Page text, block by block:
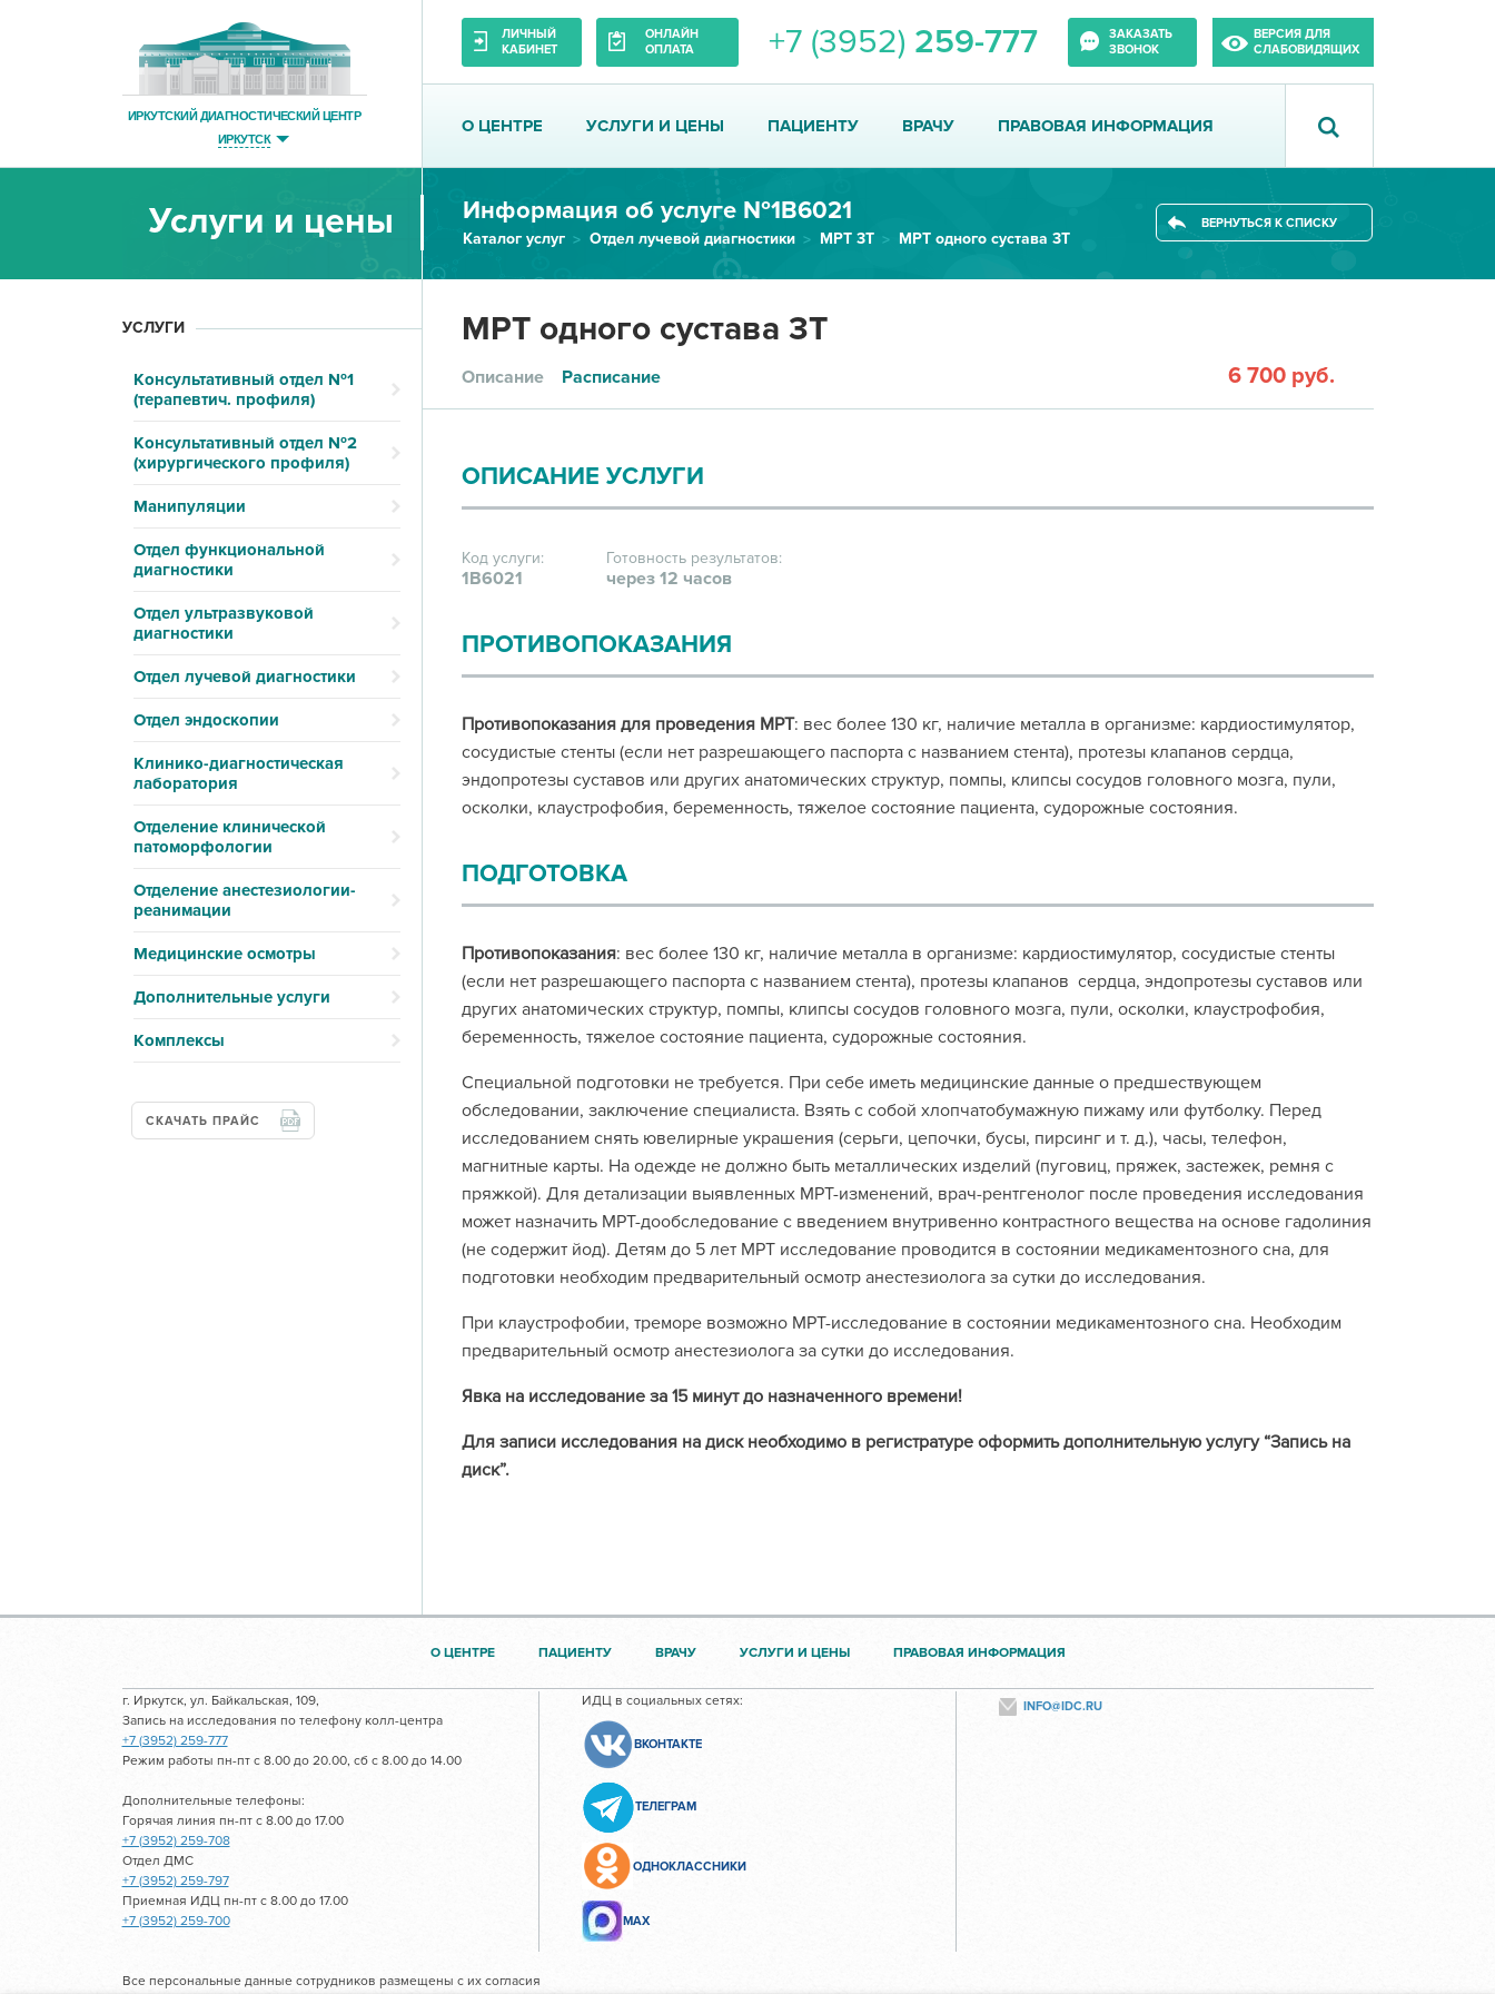
ИРКУТСКИЙ ДИАГНОСТИЧЕСКИЙ ЦЕНТР
ИРКУТСК
ЛИЧНЫЙ
КАБИНЕТ
ОНЛАЙН
ОПЛАТА
+7 (3952) 259-777
ЗАКАЗАТЬ
ЗВОНОК
ВЕРСИЯ ДЛЯ
СЛАБОВИДЯЩИХ
О ЦЕНТРЕ УСЛУГИ И ЦЕНЫ ПАЦИЕНТУ ВРАЧУ ПРАВОВАЯ ИНФОРМАЦИЯ
Услуги и цены Информация об услуге №1В6021
Каталог услуг Отдел лучевой диагностики МРТ 3Т МРТ одного сустава 3Т
ВЕРНУТЬСЯ К СПИСКУ
УСЛУГИ
Консультативный отдел №1
(терапевтич. профиля)
Консультативный отдел №2
(хирургического профиля)
Манипуляции
Отдел функциональной
диагностики
Отдел ультразвуковой
диагностики
Отдел лучевой диагностики
Отдел эндоскопии
Клинико-диагностическая
лаборатория
Отделение клинической
патоморфологии
Отделение анестезиологии-
реанимации
Медицинские осмотры
Дополнительные услуги
Комплексы
СКАЧАТЬ ПРАЙС
МРТ одного сустава 3Т
Описание Расписание 6 700 руб.
ОПИСАНИЕ УСЛУГИ
Код услуги:
1В6021
Готовность результатов:
через 12 часов
ПРОТИВОПОКАЗАНИЯ
Противопоказания для проведения МРТ: вес более 130 кг, наличие металла в организме: кардиостимулятор,
сосудистые стенты (если нет разрешающего паспорта с названием стента), протезы клапанов сердца,
эндопротезы суставов или других анатомических структур, помпы, клипсы сосудов головного мозга, пули,
осколки, клаустрофобия, беременность, тяжелое состояние пациента, судорожные состояния.
ПОДГОТОВКА
Противопоказания: вес более 130 кг, наличие металла в организме: кардиостимулятор, сосудистые стенты
(если нет разрешающего паспорта с названием стента), протезы клапанов сердца, эндопротезы суставов или
других анатомических структур, помпы, клипсы сосудов головного мозга, пули, осколки, клаустрофобия,
беременность, тяжелое состояние пациента, судорожные состояния.
Специальной подготовки не требуется. При себе иметь медицинские данные о предшествующем
обследовании, заключение специалиста. Взять с собой хлопчатобумажную пижаму или футболку. Перед
исследованием снять ювелирные украшения (серьги, цепочки, бусы, пирсинг и т. д.), часы, телефон,
магнитные карты. На одежде не должно быть металлических изделий (пуговиц, пряжек, застежек, ремня с
пряжкой). Для детализации выявленных МРТ-изменений, врач-рентгенолог после проведения исследования
может назначить МРТ-дообследование с введением внутривенно контрастного вещества на основе гадолиния
(не содержит йод). Детям до 5 лет МРТ исследование проводится в состоянии медикаментозного сна, для
подготовки необходим предварительный осмотр анестезиолога за сутки до исследования.
При клаустрофобии, треморе возможно МРТ-исследование в состоянии медикаментозного сна. Необходим
предварительный осмотр анестезиолога за сутки до исследования.
Явка на исследование за 15 минут до назначенного времени!
Для записи исследования на диск необходимо в регистратуре оформить дополнительную услугу “Запись на
диск”.
О ЦЕНТРЕ ПАЦИЕНТУ ВРАЧУ УСЛУГИ И ЦЕНЫ ПРАВОВАЯ ИНФОРМАЦИЯ
г. Иркутск, ул. Байкальская, 109,
Запись на исследования по телефону колл-центра
+7 (3952) 259-777
Режим работы пн-пт с 8.00 до 20.00, сб с 8.00 до 14.00
Дополнительные телефоны:
Горячая линия пн-пт с 8.00 до 17.00
+7 (3952) 259-708
Отдел ДМС
+7 (3952) 259-797
Приемная ИДЦ пн-пт с 8.00 до 17.00
+7 (3952) 259-700
ИДЦ в социальных сетях:
ВКОНТАКТЕ
ТЕЛЕГРАМ
ОДНОКЛАССНИКИ
МАХ
INFO@IDC.RU
Все персональные данные сотрудников размещены с их согласия